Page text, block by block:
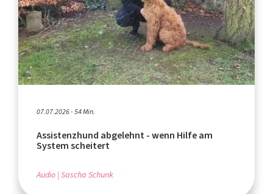
07.07.2026 - 54 Min.
Assistenzhund abgelehnt - wenn Hilfe am
System scheitert
Audio Sascha Schunk